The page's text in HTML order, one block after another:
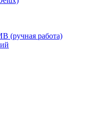
(ручная работа)